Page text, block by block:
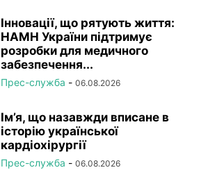
Інновації, що рятують життя:
НАМН України підтримує
розробки для медичного
забезпечення...
Прес-служба - 06.08.2026
Ім’я, що назавжди вписане в
історію української
кардіохірургії
Прес-служба - 06.08.2026